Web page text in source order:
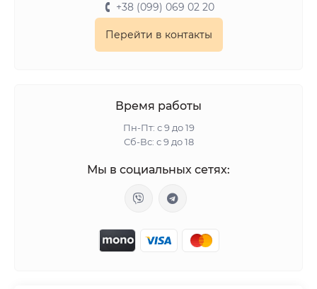
+38 (099) 069 02 20
Перейти в контакты
Время работы
Пн-Пт: с 9 до 19
Сб-Вс: с 9 до 18
Мы в социальных сетях: